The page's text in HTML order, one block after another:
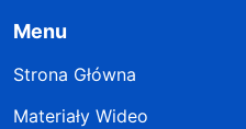
Menu
Strona Główna
Materiały Wideo